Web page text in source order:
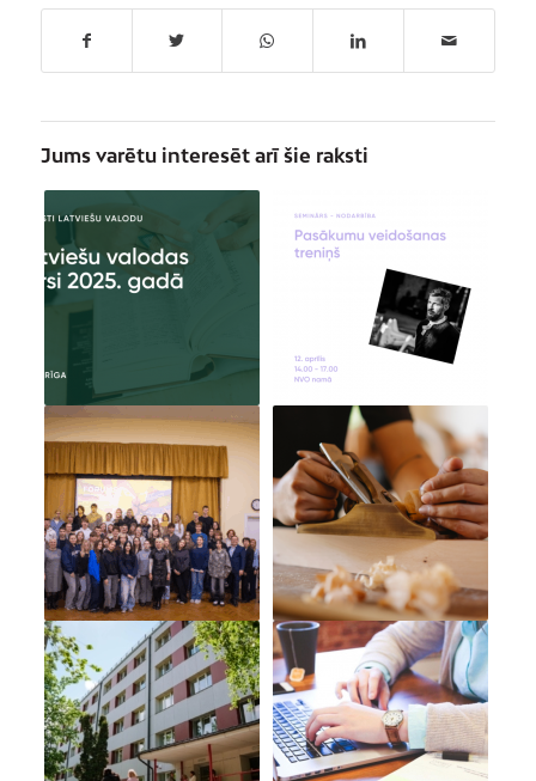
Jums varētu interesēt arī šie raksti